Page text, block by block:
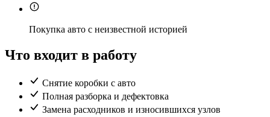
Покупка авто с неизвестной историей
Что входит в работу
Снятие коробки с авто
Полная разборка и дефектовка
Замена расходников и износившихся узлов